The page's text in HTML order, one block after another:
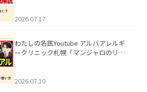
した。
2026.07.17
わたしの名医Youtube アルバアレルギ
ークリニック札幌「マンジャロのリア
た。
2026.07.10